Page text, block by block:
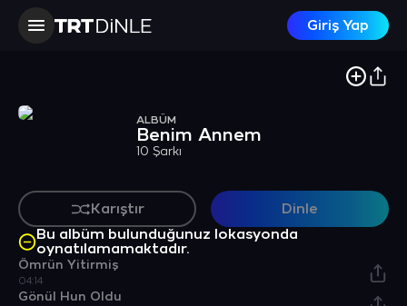
Giriş Yap
ALBÜM
Benim Annem
10 Şarkı
Karıştır
Dinle
Bu albüm bulunduğunuz lokasyonda
oynatılamamaktadır.
Ömrün Yitirmiş
04:14
Gönül Hun Oldu